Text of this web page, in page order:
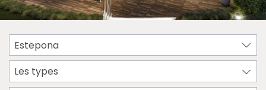
Estepona
Les types